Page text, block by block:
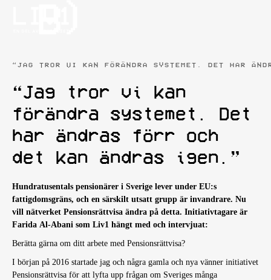
“JAG TROR VI KAN FÖRÄNDRA SYSTEMET. DET HAR
“Jag tror vi kan
förändra systemet. Det
har ändras förr och
det kan ändras igen.”
Hundratusentals pensionärer i Sverige lever under EU:s
fattigdomsgräns, och en särskilt utsatt grupp är invandrare. Nu
vill nätverket Pensionsrättvisa ändra på detta. Initiativtagare är
Farida Al-Abani som Liv1 hängt med och intervjuat:
Berätta gärna om ditt arbete med Pensionsrättvisa?
I början på 2016 startade jag och några gamla och nya vänner initiativet
Pensionsrättvisa för att lyfta upp frågan om Sveriges många